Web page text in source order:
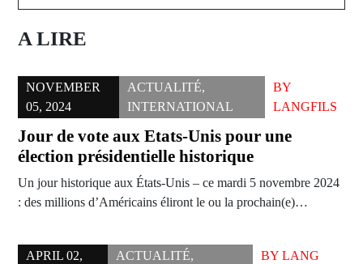
A LIRE
NOVEMBER
05, 2024
ACTUALITÉ,
INTERNATIONAL
BY
LANGFILS
Jour de vote aux Etats-Unis pour une
élection présidentielle historique
Un jour historique aux États-Unis – ce mardi 5 novembre 2024
: des millions d’Américains éliront le ou la prochain(e)…
APRIL 02,
ACTUALITÉ,
BYLANG